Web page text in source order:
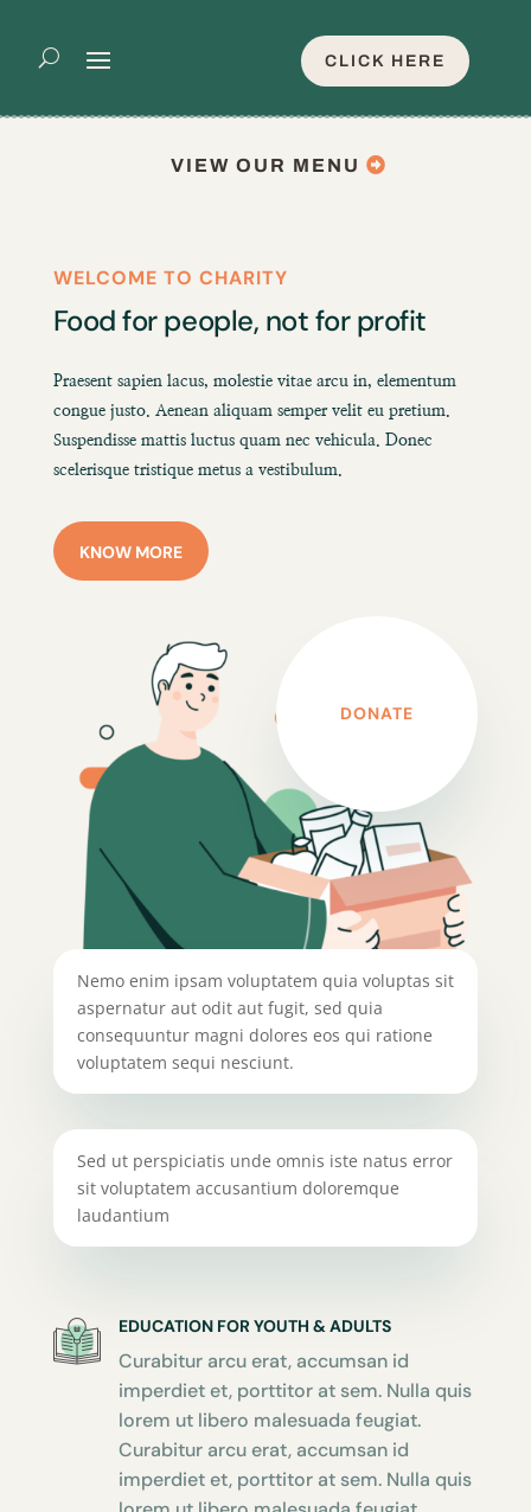
CLICK HERE
VIEW OUR MENU
WELCOME TO CHARITY
Food for people, not for profit
Praesent sapien lacus, molestie vitae arcu in, elementum
congue justo. Aenean aliquam semper velit eu pretium.
Suspendisse mattis luctus quam nec vehicula. Donec
scelerisque tristique metus a vestibulum.
KNOW MORE
Nemo enim ipsam voluptatem quia voluptas sit
aspernatur aut odit aut fugit, sed quia
consequuntur magni dolores eos qui ratione
voluptatem sequi nesciunt.
DONATE
Sed ut perspiciatis unde omnis iste natus error
sit voluptatem accusantium doloremque
laudantium
EDUCATION FOR YOUTH & ADULTS
Curabitur arcu erat, accumsan id
imperdiet et, porttitor at sem. Nulla quis
lorem ut libero malesuada feugiat.
Curabitur arcu erat, accumsan id
imperdiet et, porttitor at sem. Nulla quis